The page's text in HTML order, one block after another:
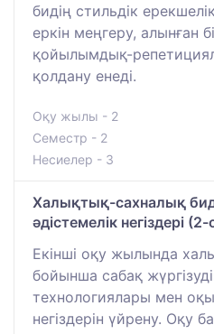
бидің стильдік
еркін меңгеру, алынған
қойылымдық-
қолдану енеді.
Оқу жылы - 2
Семестр - 2
Несиелер - 3
Халықтық-сахналық
әдістемелік негіздері
Екінші оқу жылында
бойынша сабақ
технологиялары мен
негіздерін үйрену. Оқу